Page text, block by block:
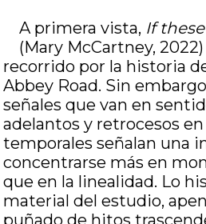
A primera vista, If
(Mary McCartney,
recorrido por la historia
Abbey Road. Sin
señales que van en
adelantos y retrocesos
temporales señalan una
concentrarse más en
que en la linealidad. Lo
material del estudio,
puñado de hitos